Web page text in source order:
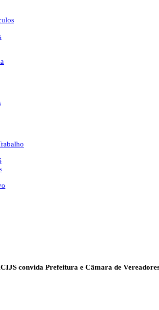
convida Prefeitura e Câmara de